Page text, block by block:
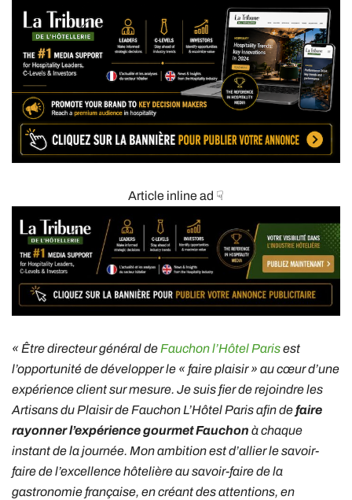
Article inline ad ☟
« Être directeur général de Fauchon l’Hôtel Parisest
l’opportunité de développer le « faire plaisir » au cœur d’une
expérience client sur mesure. Je suis fier de rejoindre les
Artisans du Plaisir de Fauchon L’Hôtel Paris afin defaire
rayonner l’expérience gourmet Fauchon à chaque
instant de la journée. Mon ambition est d’allier le savoir-
faire de l’excellence hôtelière au savoir-faire de la
gastronomie française, en créant des attentions, en